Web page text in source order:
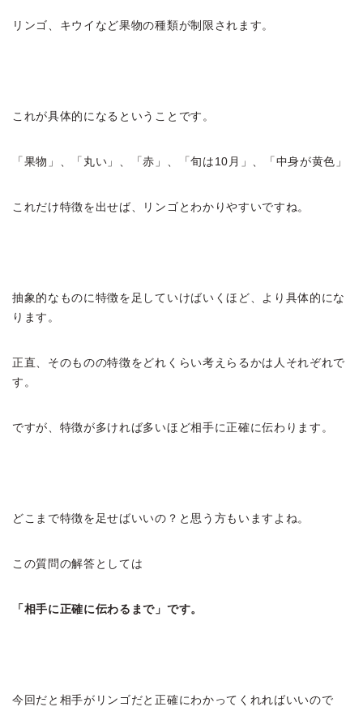
リンゴ、キウイなど果物の種類が制限されます。
これが具体的になるということです。
「果物」、「丸い」、「赤」、「旬は10月」、「中身が黄色」
これだけ特徴を出せば、リンゴとわかりやすいですね。
抽象的なものに特徴を足していけばいくほど、より具体的にな
ります。
正直、そのものの特徴をどれくらい考えらるかは人それぞれで
す。
ですが、特徴が多ければ多いほど相手に正確に伝わります。
どこまで特徴を足せばいいの？と思う方もいますよね。
この質問の解答としては
「相手に正確に伝わるまで」です。
今回だと相手がリンゴだと正確にわかってくれればいいので